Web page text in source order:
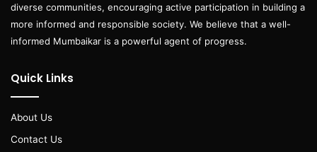
diverse communities, encouraging active participation in building a
more informed and responsible society. We believe that a well-
informed Mumbaikar is a powerful agent of progress.
Quick Links
About Us
Contact Us